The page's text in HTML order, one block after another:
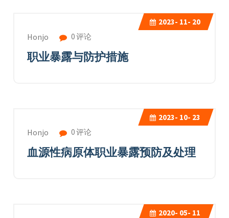
2023- 11- 20
Honjo 0 评论
职业暴露与防护措施
2023- 10- 23
Honjo 0 评论
血源性病原体职业暴露预防及处理
2020- 05- 11